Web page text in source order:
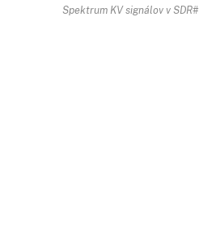
Spektrum KV signálov v SDR#